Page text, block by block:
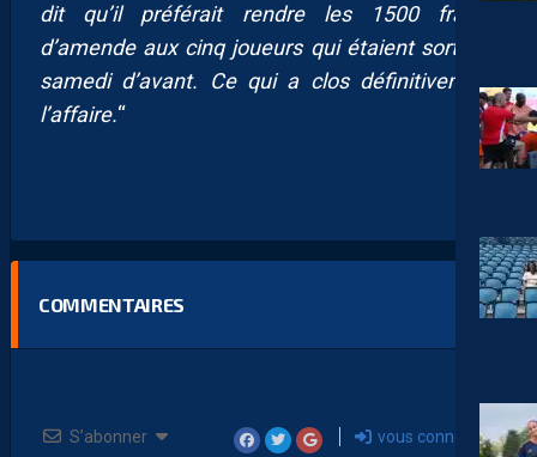
dit qu’il préférait rendre les 1500 francs
d’amende aux cinq joueurs qui étaient sortis le
samedi d’avant. Ce qui a clos définitivement
l’affaire.“
COMMENTAIRES
S’abonner vous connecter